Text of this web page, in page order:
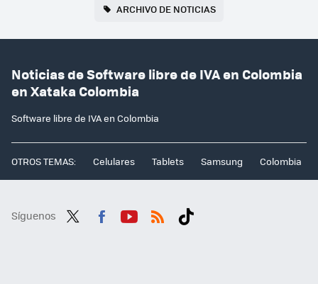
ARCHIVO DE NOTICIAS
Noticias de Software libre de IVA en Colombia
en Xataka Colombia
Software libre de IVA en Colombia
OTROS TEMAS: Celulares Tablets Samsung Colombia
Síguenos